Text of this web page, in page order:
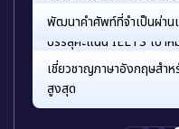
พัฒนาคำศัพท์ที่จำเป็นผ่า
เชี่ยวชาญภาษาอังกฤษสำ
สูงสุด